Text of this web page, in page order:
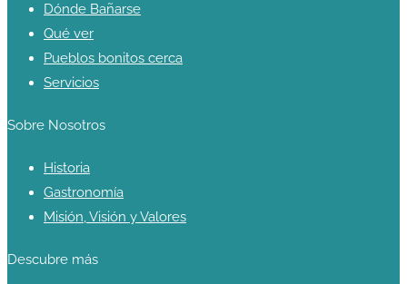
Dónde Bañarse
Qué ver
Pueblos bonitos cerca
Servicios
Sobre Nosotros
Historia
Gastronomía
Misión, Visión y Valores
Descubre más